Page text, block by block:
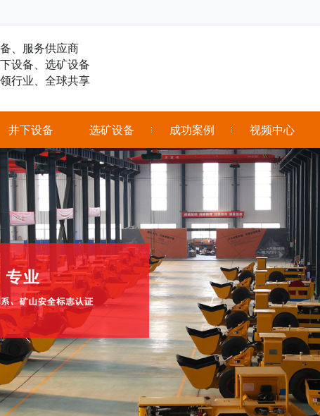
、服务供应商
设备、选矿设备
行业、全球共享
井下设备 选矿设备 成功案例 视频中心